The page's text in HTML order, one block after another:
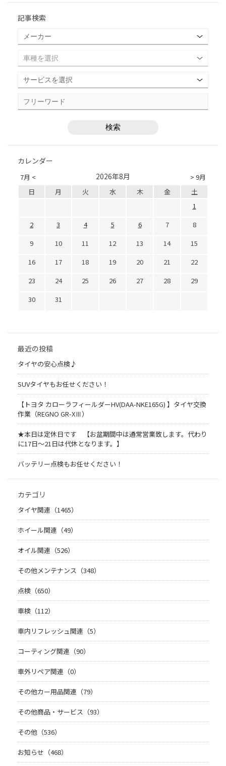
記事検索
カレンダー
7月 < > 9月
2026年8月
日 月 火 水 木 金
土
1
2
3 4 5 6 7
8
9
10 11 12 13 14
15
16
17 18 19 20 21
22
23
24 25 26 27 28
29
30
31
最近の投稿
タイヤの安心点検♪
SUVタイヤもお任せください！
【トヨタ カローラフィールダーHV(DAA-NKE165G) 】タイヤ交換
作業（REGNO GR-XⅢ）
★本日は定休日です 【お盆期間中は通常営業致します。代わり
に17日～21日は代休となります。】
バッテリー点検もお任せください！
カテゴリ
タイヤ関連（1465）
ホイール関連（49）
オイル関連（526）
その他メンテナンス（348）
点検（650）
車検（112）
車内リフレッシュ関連（5）
コーティング関連（90）
車外リペア関連（0）
その他カー用品関連（79）
その他商品・サービス（93）
その他（536）
お知らせ（468）